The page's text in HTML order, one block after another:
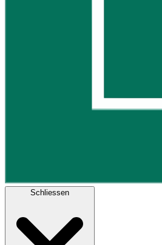
Schliessen